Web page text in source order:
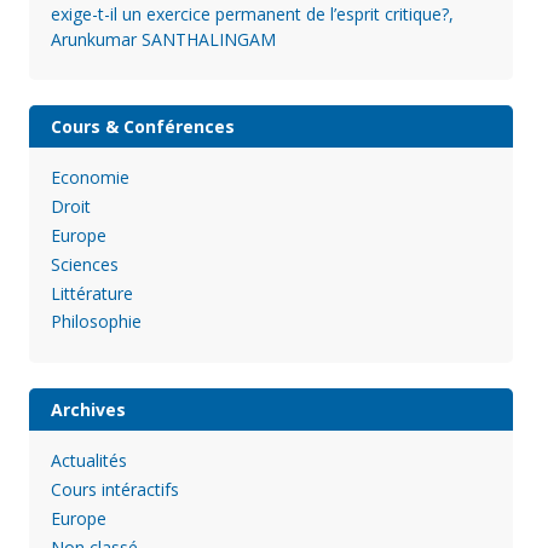
exige-t-il un exercice permanent de l’esprit critique?,
Arunkumar SANTHALINGAM
Cours & Conférences
Economie
Droit
Europe
Sciences
Littérature
Philosophie
Archives
Actualités
Cours intéractifs
Europe